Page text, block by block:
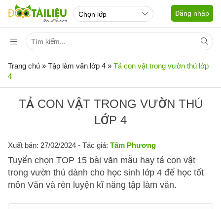
Đăng nhập
Trang chủ » Tập làm văn lớp 4 » Tả con vật trong vườn thú lớp
4
TẢ CON VẬT TRONG VƯỜN THÚ
LỚP 4
Xuất bản: 27/02/2024 - Tác giả: Tâm Phương
Tuyển chọn TOP 15 bài văn mẫu hay tả con vật
trong vườn thú dành cho học sinh lớp 4 để học tốt
môn Văn và rèn luyện kĩ năng tập làm văn.